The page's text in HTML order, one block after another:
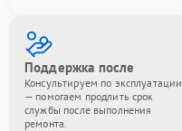
Поддержка после
Консультируем по эксплуатации
— помогаем продлить срок
службы после выполнения
ремонта.